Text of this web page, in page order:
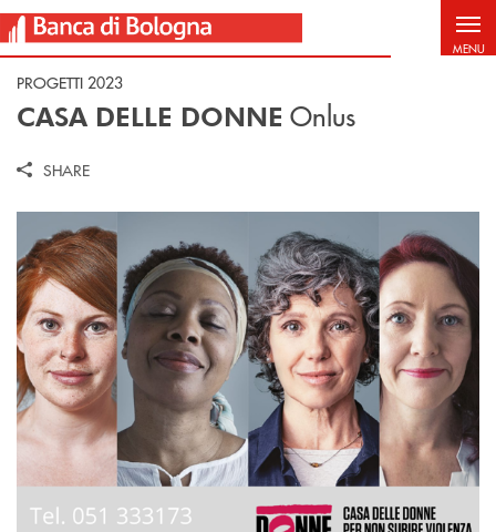
Salta al contenuto principale
MENU
PROGETTI 2023
CASA DELLE DONNE Onlus
SHARE